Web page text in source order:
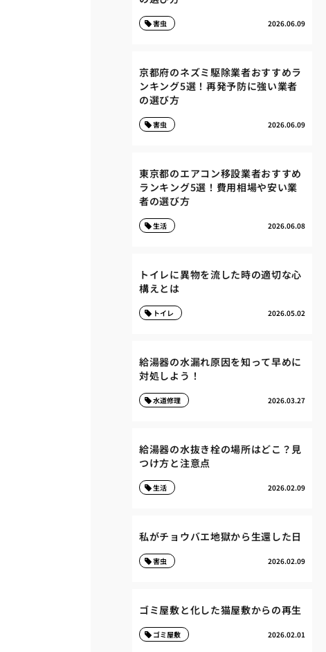
2026.06.09
害虫
京都府のネズミ駆除業者おすすめラ
ンキング5選！再発予防に強い業者
の選び方
2026.06.09
害虫
東京都のエアコン移設業者おすすめ
ランキング5選！費用相場や安い業
者の選び方
2026.06.08
生活
トイレに異物を流した時の適切な心
構えとは
2026.05.02
トイレ
給湯器の水漏れ原因を知って早めに
対処しよう！
2026.03.27
水道修理
給湯器の水抜き栓の場所はどこ？見
つけ方と注意点
2026.02.09
生活
私がチョウバエ地獄から生還した日
2026.02.09
害虫
ゴミ屋敷と化した猫屋敷からの再生
2026.02.01
ゴミ屋敷